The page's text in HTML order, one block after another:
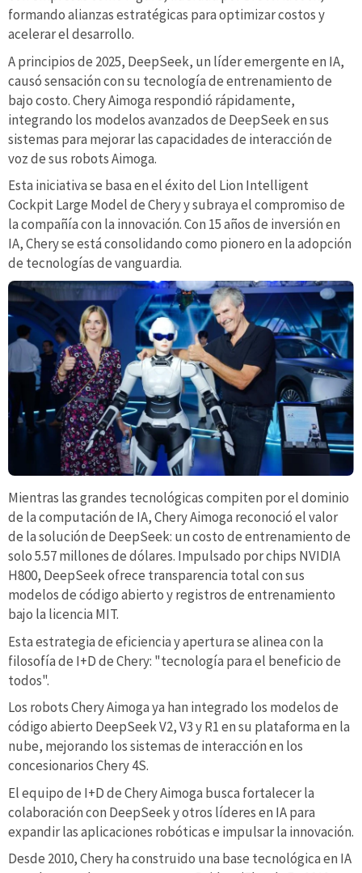
formando alianzas estratégicas para optimizar costos y
acelerar el desarrollo.
A principios de 2025, DeepSeek, un líder emergente en IA,
causó sensación con su tecnología de entrenamiento de
bajo costo. Chery Aimoga respondió rápidamente,
integrando los modelos avanzados de DeepSeek en sus
sistemas para mejorar las capacidades de interacción de
voz de sus robots Aimoga.
Esta iniciativa se basa en el éxito del Lion Intelligent
Cockpit Large Model de Chery y subraya el compromiso de
la compañía con la innovación. Con 15 años de inversión en
IA, Chery se está consolidando como pionero en la adopción
de tecnologías de vanguardia.
Mientras las grandes tecnológicas compiten por el dominio
de la computación de IA, Chery Aimoga reconoció el valor
de la solución de DeepSeek: un costo de entrenamiento de
solo 5.57 millones de dólares. Impulsado por chips NVIDIA
H800, DeepSeek ofrece transparencia total con sus
modelos de código abierto y registros de entrenamiento
bajo la licencia MIT.
Esta estrategia de eficiencia y apertura se alinea con la
filosofía de I+D de Chery: "tecnología para el beneficio de
todos".
Los robots Chery Aimoga ya han integrado los modelos de
código abierto DeepSeek V2, V3 y R1 en su plataforma en la
nube, mejorando los sistemas de interacción en los
concesionarios Chery 4S.
El equipo de I+D de Chery Aimoga busca fortalecer la
colaboración con DeepSeek y otros líderes en IA para
expandir las aplicaciones robóticas e impulsar la innovación.
Desde 2010, Chery ha construido una base tecnológica en IA